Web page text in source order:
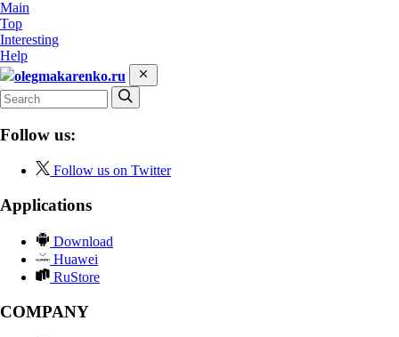
Main
Top
Interesting
Help
olegmakarenko.ru
Follow us:
Follow us on Twitter
Applications
Download
Huawei
RuStore
COMPANY